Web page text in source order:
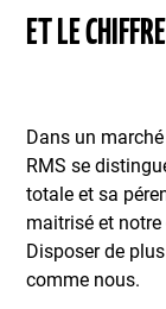
ET LE
Dans un
RMS se
totale et sa
maitrisé et
Disposer de
comme nous.